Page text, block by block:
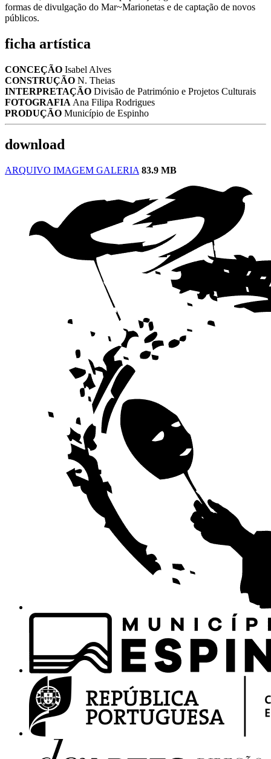
formas de divulgação do Mar~Marionetas e de captação de novos
públicos.
ficha artística
CONCEÇÃO Isabel Alves
CONSTRUÇÃO N. Theias
INTERPRETAÇÃO Divisão de Património e Projetos Culturais
FOTOGRAFIA Ana Filipa Rodrigues
PRODUÇÃO Município de Espinho
download
ARQUIVO IMAGEM GALERIA 83.9 MB